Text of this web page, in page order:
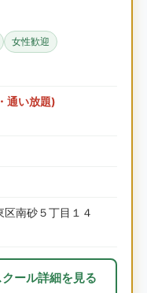
女性歓迎
通い放題)
南砂５丁目１４
クール詳細を見る